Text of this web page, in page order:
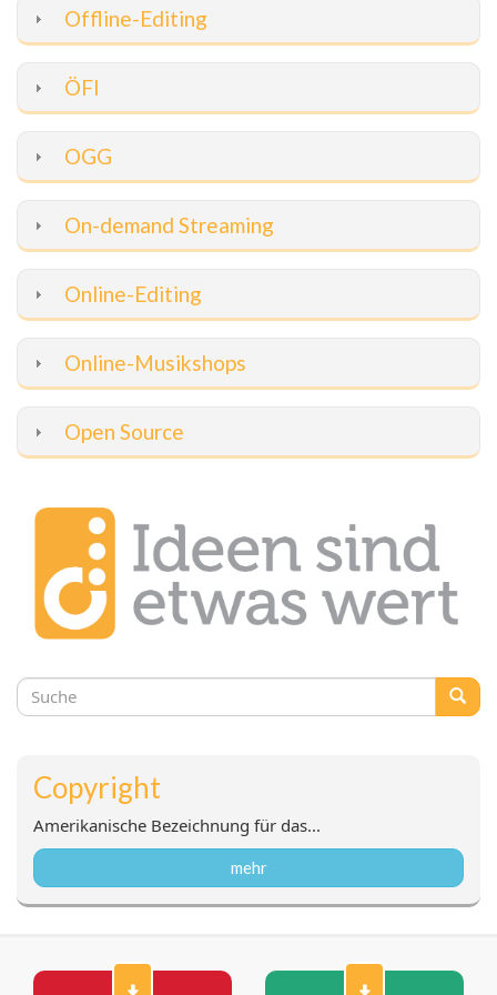
Offline-Editing
ÖFI
OGG
On-demand Streaming
Online-Editing
Online-Musikshops
Open Source
Suchformular
Copyright
Amerikanische Bezeichnung für das...
mehr